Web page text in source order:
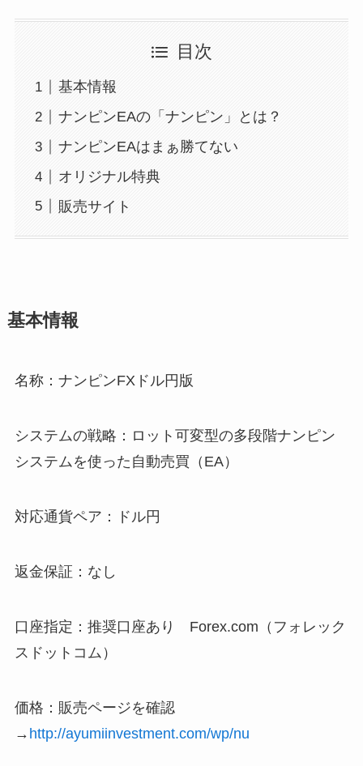
目次
基本情報
ナンピンEAの「ナンピン」とは？
ナンピンEAはまぁ勝てない
オリジナル特典
販売サイト
基本情報
名称：ナンピンFXドル円版
システムの戦略：ロット可変型の多段階ナンピン
システムを使った自動売買（EA）
対応通貨ペア：ドル円
返金保証：なし
口座指定：推奨口座あり Forex.com（フォレック
スドットコム）
価格：販売ページを確認
→ http://ayumiinvestment.com/wp/nu